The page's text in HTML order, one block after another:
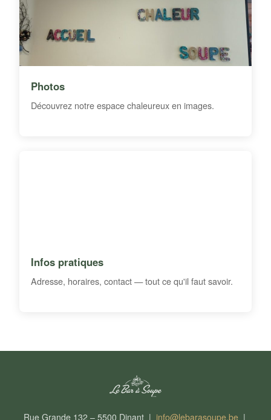
Photos
Découvrez notre espace chaleureux en images.
Infos pratiques
Adresse, horaires, contact — tout ce qu'il faut savoir.
Rue Grande 132 – 5500 Dinant | info@lebarasoupe.be|